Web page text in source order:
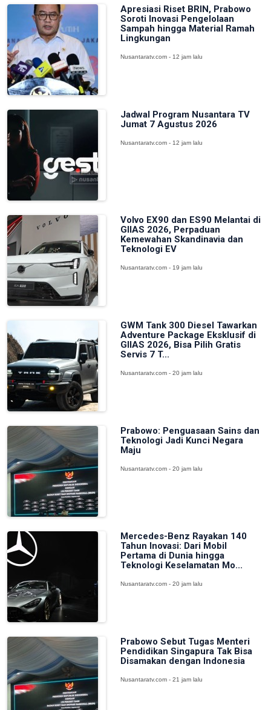
Apresiasi Riset BRIN, Prabowo
Soroti Inovasi Pengelolaan
Sampah hingga Material Ramah
Lingkungan
Nusantaratv.com - 12 jam lalu
Jadwal Program Nusantara TV
Jumat 7 Agustus 2026
Nusantaratv.com - 12 jam lalu
Volvo EX90 dan ES90 Melantai di
GIIAS 2026, Perpaduan
Kemewahan Skandinavia dan
Teknologi EV
Nusantaratv.com - 19 jam lalu
GWM Tank 300 Diesel Tawarkan
Adventure Package Eksklusif di
GIIAS 2026, Bisa Pilih Gratis
Servis 7 T...
Nusantaratv.com - 20 jam lalu
Prabowo: Penguasaan Sains dan
Teknologi Jadi Kunci Negara
Maju
Nusantaratv.com - 20 jam lalu
Mercedes-Benz Rayakan 140
Tahun Inovasi: Dari Mobil
Pertama di Dunia hingga
Teknologi Keselamatan Mo...
Nusantaratv.com - 20 jam lalu
Prabowo Sebut Tugas Menteri
Pendidikan Singapura Tak Bisa
Disamakan dengan Indonesia
Nusantaratv.com - 21 jam lalu